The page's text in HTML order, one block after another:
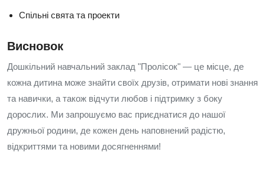
Спільні свята та проекти
Висновок
Дошкільний навчальний заклад "Пролісок" — це місце, де
кожна дитина може знайти своїх друзів, отримати нові знання
та навички, а також відчути любов і підтримку з боку
дорослих. Ми запрошуємо вас приєднатися до нашої
дружньої родини, де кожен день наповнений радістю,
відкриттями та новими досягненнями!